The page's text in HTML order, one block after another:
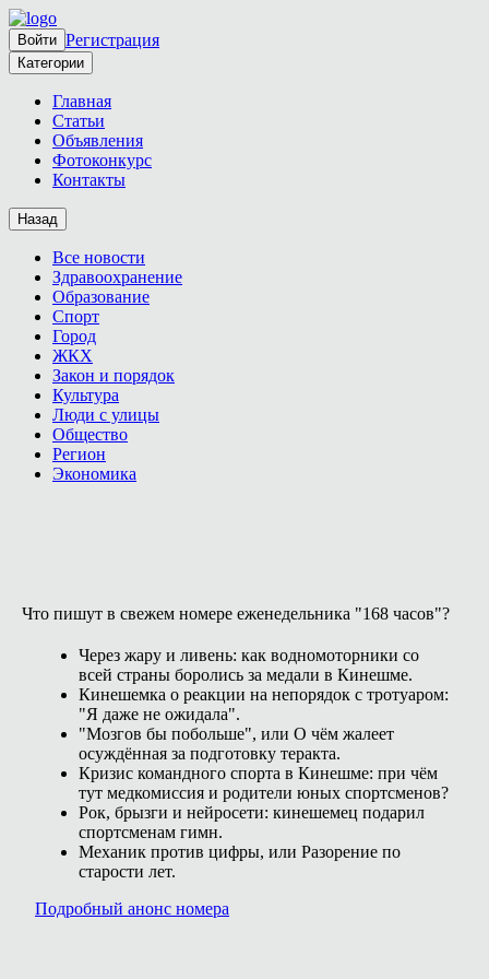
Войти Регистрация
Категории
Главная
Статьи
Объявления
Фотоконкурс
Контакты
Назад
Все новости
Здравоохранение
Образование
Спорт
Город
ЖКХ
Закон и порядок
Культура
Люди с улицы
Общество
Регион
Экономика
Что пишут в свежем номере еженедельника "168 часов"?
Через жару и ливень: как водномоторники со
всей страны боролись за медали в Кинешме.
Кинешемка о реакции на непорядок с тротуаром:
"Я даже не ожидала".
"Мозгов бы побольше", или О чём жалеет
осуждённая за подготовку теракта.
Кризис командного спорта в Кинешме: при чём
тут медкомиссия и родители юных спортсменов?
Рок, брызги и нейросети: кинешемец подарил
спортсменам гимн.
Механик против цифры, или Разорение по
старости лет.
Подробный анонс номера